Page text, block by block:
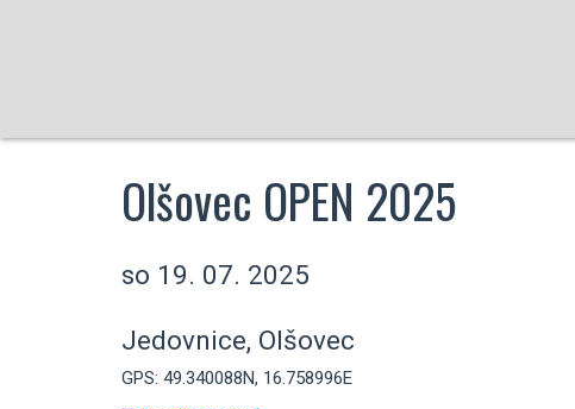
Olšovec OPEN 2025
so 19. 07. 2025
Jedovnice, Olšovec
GPS: 49.340088N, 16.758996E